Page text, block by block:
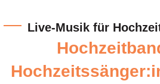
Live-Musik für